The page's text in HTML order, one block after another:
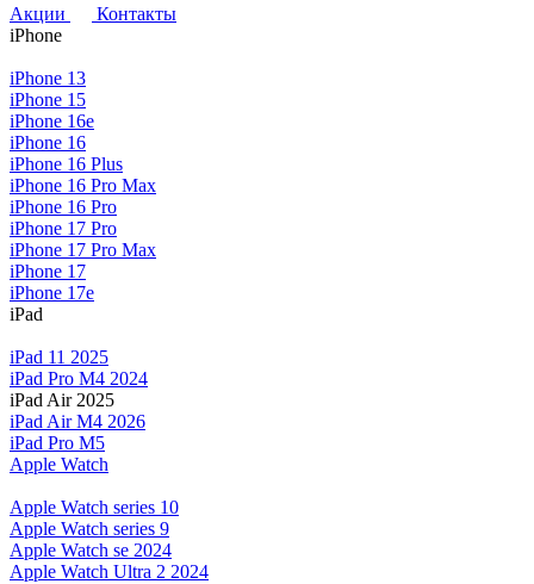
Акции
Контакты
iPhone
iPhone 13
iPhone 15
iPhone 16e
iPhone 16
iPhone 16 Plus
iPhone 16 Pro Max
iPhone 16 Pro
iPhone 17 Pro
iPhone 17 Pro Max
iPhone 17
iPhone 17e
iPad
iPad 11 2025
iPad Pro M4 2024
iPad Air 2025
iPad Air M4 2026
iPad Pro M5
Apple Watch
Apple Watch series 10
Apple Watch series 9
Apple Watch se 2024
Apple Watch Ultra 2 2024